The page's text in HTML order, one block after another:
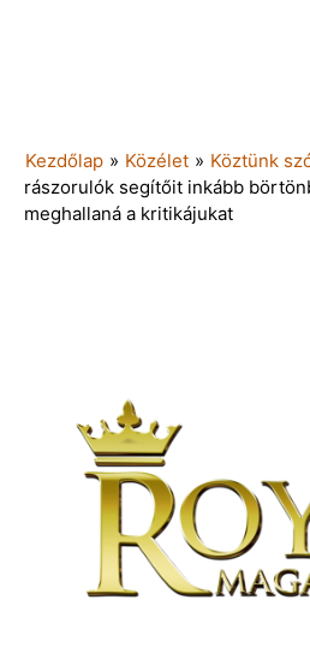
Kezdőlap » Közélet » Köztünk
rászorulók segítőit inkább
meghallaná a kritikájukat